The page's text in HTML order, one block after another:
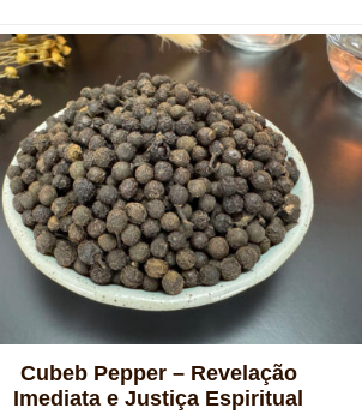
Cubeb Pepper – Revelação
Imediata e Justiça Espiritual